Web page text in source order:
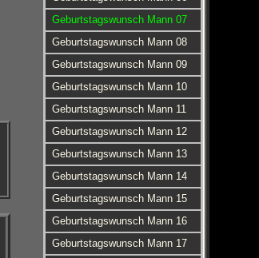
Geburtstagswunsch Mann 07
Geburtstagswunsch Mann 08
Geburtstagswunsch Mann 09
Geburtstagswunsch Mann 10
Geburtstagswunsch Mann 11
Geburtstagswunsch Mann 12
Geburtstagswunsch Mann 13
Geburtstagswunsch Mann 14
Geburtstagswunsch Mann 15
Geburtstagswunsch Mann 16
Geburtstagswunsch Mann 17